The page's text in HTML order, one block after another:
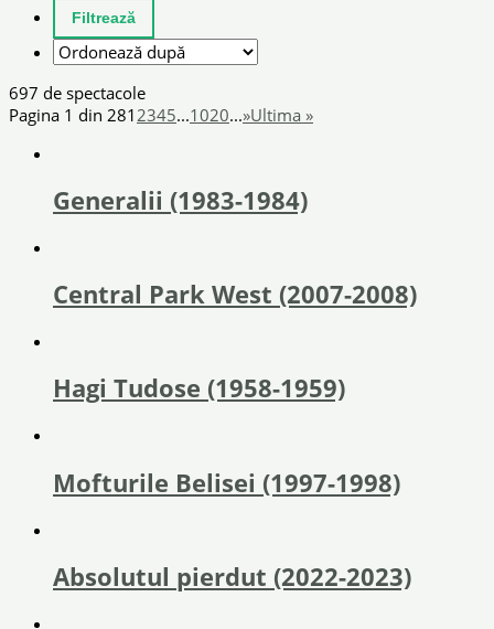
697 de spectacole
Pagina 1 din 281 2345...1020...»Ultima »
Generalii (1983-1984)
Central Park West (2007-2008)
Hagi Tudose (1958-1959)
Mofturile Belisei (1997-1998)
Absolutul pierdut (2022-2023)